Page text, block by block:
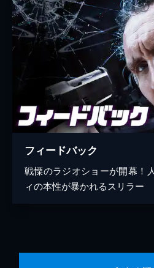
フィードバック
戦慄のラジオショーが開幕！
ィの本性が暴かれるスリラー